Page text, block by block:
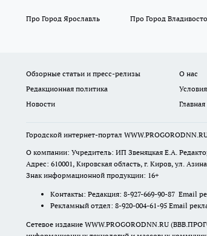
Про Город Ярославль Про Город
Обзорные статьи и пресс-релизы О нас
Редакционная политика
Новости
Главная
Городской интернет-портал
О компании: Учредитель: ИП Звеняцкая Е.А.
Адрес: 610001, Кировская область, г. Киров, ул.
Знак информационной продукции: 16+
Контакты: Редакция: 8-927-669-90-87 Email
Рекламный отдел: 8-920-004-61-95 Email
Сетевое издание WWW.PROGORODNN.RU